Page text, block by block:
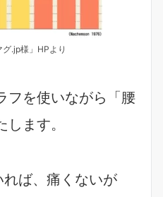
.jp様」HPより
フを使いながら「腰
ます。
れば、痛くないが